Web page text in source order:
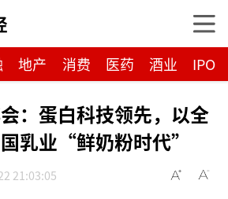
地产 消费 医药 酒业 IPO
：蛋白科技领先，以全
乳业“鲜奶粉时代”
21:03:05